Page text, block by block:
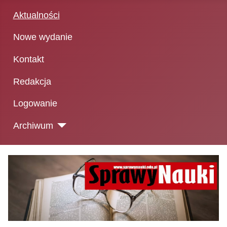
Aktualności
Nowe wydanie
Kontakt
Redakcja
Logowanie
Archiwum